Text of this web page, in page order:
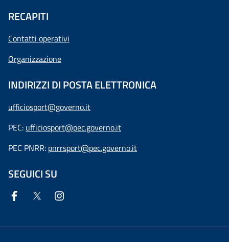
RECAPITI
Contatti operativi
Organizzazione
INDIRIZZI DI POSTA ELETTRONICA
ufficiosport@governo.it
PEC: ufficiosport@pec.governo.it
PEC PNRR: pnrrsport@pec.governo.it
SEGUICI SU